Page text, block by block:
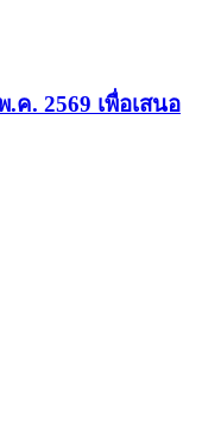
ค. 2569 เพื่อเสนอ